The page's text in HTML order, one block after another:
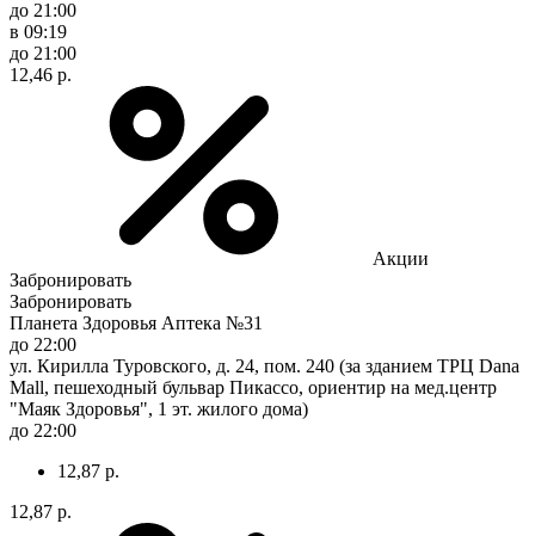
до 21:00
в 09:19
до 21:00
12,46 р.
Акции
Забронировать
Забронировать
Планета Здоровья Аптека №31
до 22:00
ул. Кирилла Туровского, д. 24, пом. 240 (за зданием ТРЦ Dana
Mall, пешеходный бульвар Пикассо, ориентир на мед.центр
"Маяк Здоровья", 1 эт. жилого дома)
до 22:00
12,87 р.
12,87 р.